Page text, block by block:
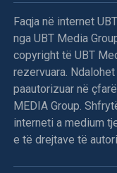
Faqja në internet
nga UBT Media
copyright të UBT
rezervuara.
paautorizuar në
MEDIA Group.
interneti a medium
e të drejtave të